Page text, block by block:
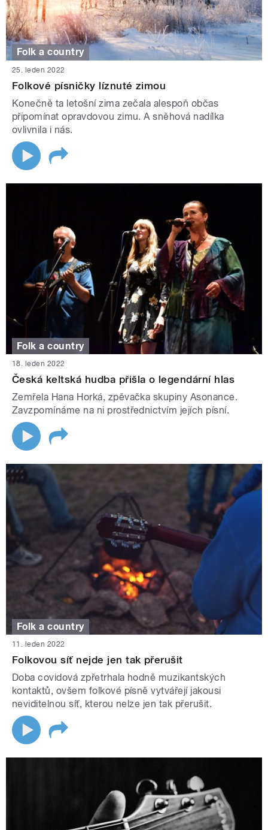
Folk a country
25. leden 2022
Folkové písničky líznuté zimou
Konečně ta letošní zima zečala alespoň občas
připomínat opravdovou zimu. A sněhová nadílka
ovlivnila i nás.
Folk a country
18. leden 2022
Česká keltská hudba přišla o legendární hlas
Zemřela Hana Horká, zpěvačka skupiny Asonance.
Zavzpomínáme na ni prostřednictvím jejích písní.
Folk a country
11. leden 2022
Folkovou síť nejde jen tak přerušit
Doba covidová zpřetrhala hodně muzikantských
kontaktů, ovšem folkové písně vytvářejí jakousi
neviditelnou síť, kterou nelze jen tak přerušit.